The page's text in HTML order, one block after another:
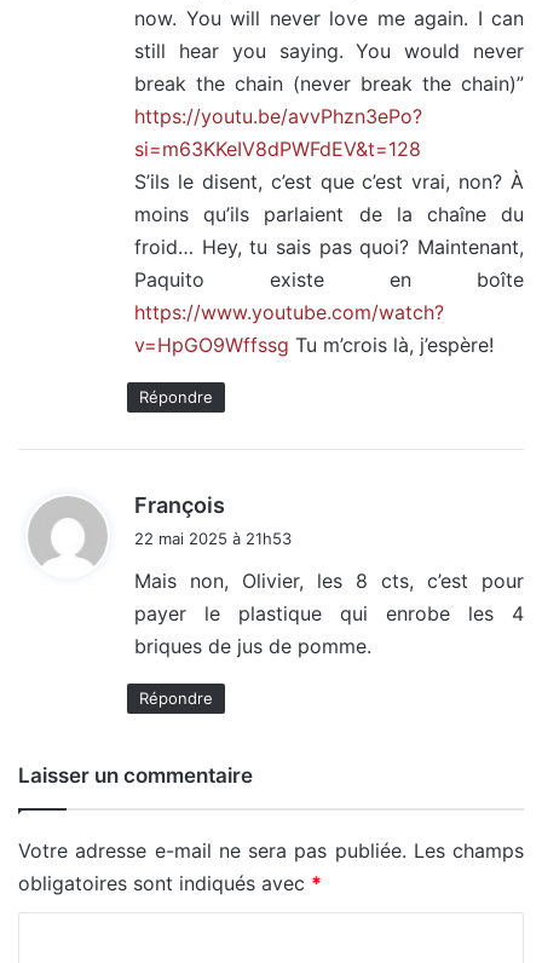
now. You will never love me again. I can
still hear you saying. You would never
break the chain (never break the chain)”
https://youtu.be/avvPhzn3ePo?
si=m63KKeIV8dPWFdEV&t=128
S’ils le disent, c’est que c’est vrai, non? À
moins qu’ils parlaient de la chaîne du
froid… Hey, tu sais pas quoi? Maintenant,
Paquito existe en boîte
https://www.youtube.com/watch?
v=HpGO9Wffssg Tu m’crois là, j’espère!
Répondre
François
22 mai 2025 à 21h53
Mais non, Olivier, les 8 cts, c’est pour
payer le plastique qui enrobe les 4
briques de jus de pomme.
Répondre
Laisser un commentaire
Votre adresse e-mail ne sera pas publiée. Les champs
obligatoires sont indiqués avec *